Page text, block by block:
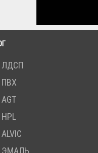
ЛДСП
ПВХ